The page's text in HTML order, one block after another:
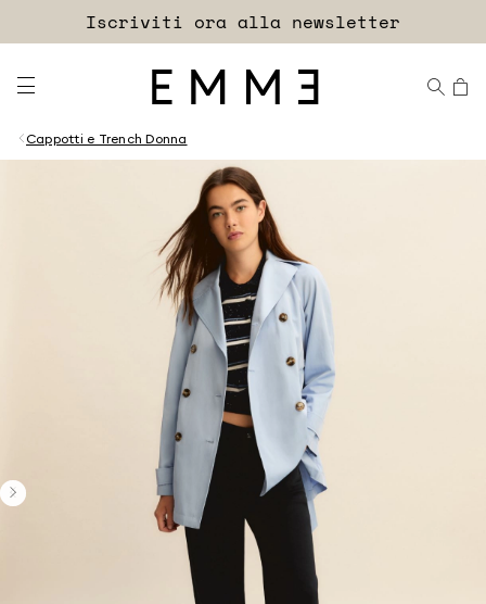
EXTRA SCONTO
Iscriviti ora alla newsletter
Spedizioni e resi sempre gratuiti
Cappotti e Trench Donna